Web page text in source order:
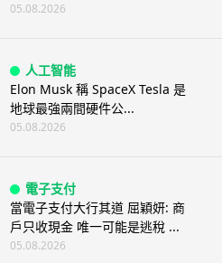
05.08.2026
人工智能
Elon Musk 稱 SpaceX Tesla 是
地球最強兩間硬件公...
05.08.2026
電子支付
當電子支付大行其道 屈穎妍: 商
戶只收現金 唯一可能是逃稅 ...
05.08.2026